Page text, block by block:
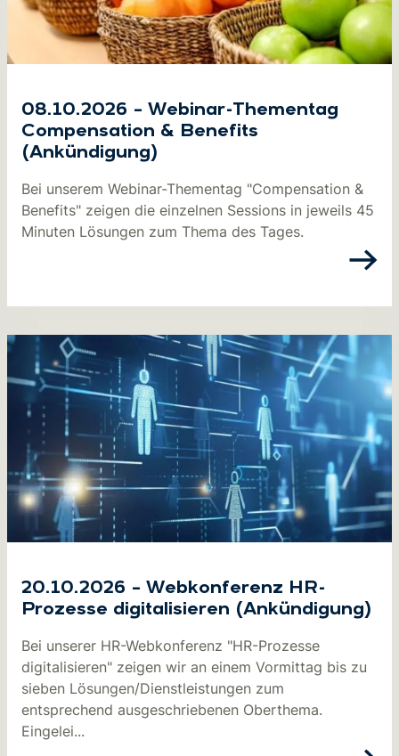
08.10.2026 – Webinar-Thementag
Compensation & Benefits
(Ankündigung)
Bei unserem Webinar-Thementag "Compensation &
Benefits" zeigen die einzelnen Sessions in jeweils 45
Minuten Lösungen zum Thema des Tages.
20.10.2026 – Webkonferenz HR-
Prozesse digitalisieren (Ankündigung)
Bei unserer HR-Webkonferenz "HR-Prozesse
digitalisieren" zeigen wir an einem Vormittag bis zu
sieben Lösungen/Dienstleistungen zum
entsprechend ausgeschriebenen Oberthema.
Eingelei...